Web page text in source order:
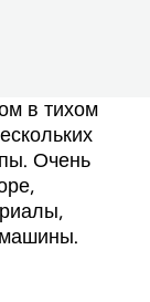
в тихом
Очень
машины.